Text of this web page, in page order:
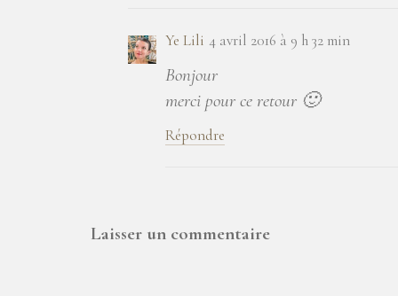
Ye Lili 4 avril 2016 à 9 h 32 min
Bonjour
merci pour ce retour 🙂
Répondre
Laisser un commentaire